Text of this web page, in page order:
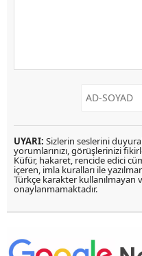
UYARI: Sizlerin seslerini
yorumlarınızı, görüşlerinizi
Küfür, hakaret, rencide edici
içeren, imla kuralları ile
Türkçe karakter kullanılmayan
onaylanmamaktadır.